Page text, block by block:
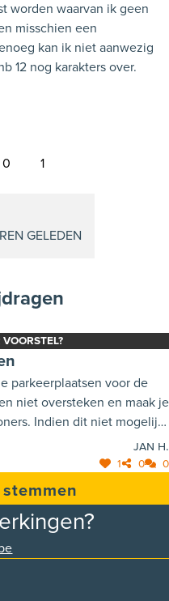
worden waarvan ik geen
misschien een
kan ik niet aanwezig
12 nog karakters over.
0 1
GELEDEN
parkeerplaatsen voor de
niet oversteken en maak je
Indien dit niet mogelijk
milieu worden gedacht
vragen om de bus stil te
draaien tijdens het
Jan H.
1 0 0